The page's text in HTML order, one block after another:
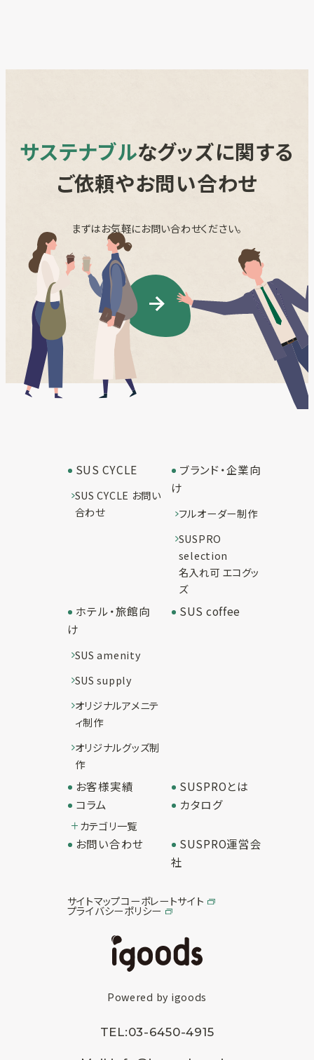
サステナブルなグッズに関する
ご依頼やお問い合わせ
まずはお気軽にお問い合わせください。
Powered by igoods
TEL:03-6450-4915
SUS CYCLE
SUS CYCLE お問い
合わせ
ブランド・企業向
け
フルオーダー制作
SUSPRO
selection
名入れ可 エコグッ
ズ
ホテル・旅館向
け
SUS amenity
SUS supply
オリジナルアメニテ
ィ制作
オリジナルグッズ制
作
SUS coffee
お客様実績
SUSPROとは
コラム
カテゴリ一覧
カタログ
お問い合わせ
SUSPRO運営会
社
サイトマップコーポレートサイト
プライバシーポリシー